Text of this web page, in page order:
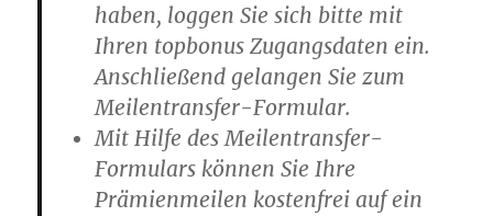
haben, loggen Sie sich bitte mit
Ihren topbonus Zugangsdaten ein.
Anschließend gelangen Sie zum
Meilentransfer-Formular.
Mit Hilfe des Meilentransfer-
Formulars können Sie Ihre
Prämienmeilen kostenfrei auf ein